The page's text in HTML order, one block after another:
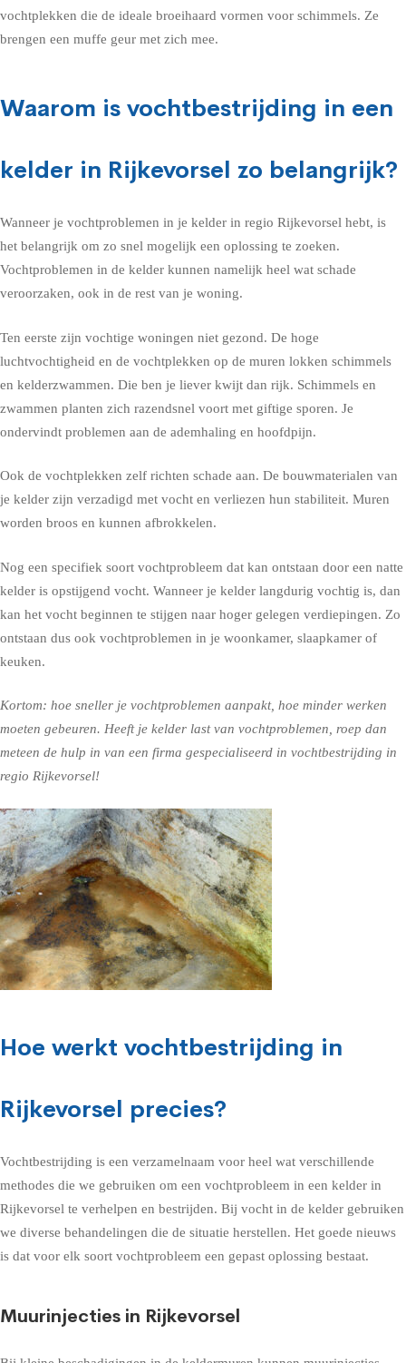
vochtplekken die de ideale broeihaard vormen voor schimmels. Ze
brengen een muffe geur met zich mee.
Waarom is vochtbestrijding in een
kelder in Rijkevorsel zo belangrijk?
Wanneer je vochtproblemen in je kelder in regio Rijkevorsel hebt, is
het belangrijk om zo snel mogelijk een oplossing te zoeken.
Vochtproblemen in de kelder kunnen namelijk heel wat schade
veroorzaken, ook in de rest van je woning.
Ten eerste zijn vochtige woningen niet gezond. De hoge
luchtvochtigheid en de vochtplekken op de muren lokken schimmels
en kelderzwammen. Die ben je liever kwijt dan rijk. Schimmels en
zwammen planten zich razendsnel voort met giftige sporen. Je
ondervindt problemen aan de ademhaling en hoofdpijn.
Ook de vochtplekken zelf richten schade aan. De bouwmaterialen van
je kelder zijn verzadigd met vocht en verliezen hun stabiliteit. Muren
worden broos en kunnen afbrokkelen.
Nog een specifiek soort vochtprobleem dat kan ontstaan door een natte
kelder is opstijgend vocht. Wanneer je kelder langdurig vochtig is, dan
kan het vocht beginnen te stijgen naar hoger gelegen verdiepingen. Zo
ontstaan dus ook vochtproblemen in je woonkamer, slaapkamer of
keuken.
Kortom: hoe sneller je vochtproblemen aanpakt, hoe minder werken
moeten gebeuren. Heeft je kelder last van vochtproblemen, roep dan
meteen de hulp in van een firma gespecialiseerd in vochtbestrijding in
regio Rijkevorsel!
Hoe werkt vochtbestrijding in
Rijkevorsel precies?
Vochtbestrijding is een verzamelnaam voor heel wat verschillende
methodes die we gebruiken om een vochtprobleem in een kelder in
Rijkevorsel te verhelpen en bestrijden. Bij vocht in de kelder gebruiken
we diverse behandelingen die de situatie herstellen. Het goede nieuws
is dat voor elk soort vochtprobleem een gepast oplossing bestaat.
Muurinjecties in Rijkevorsel